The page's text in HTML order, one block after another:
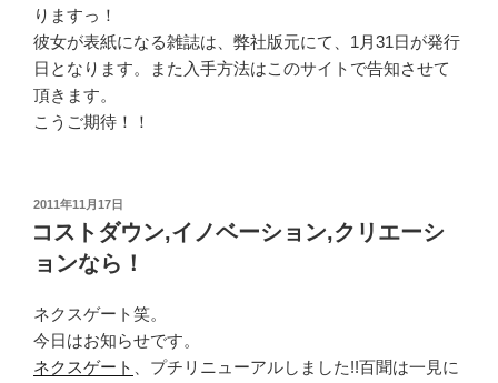
りますっ！
彼女が表紙になる雑誌は、弊社版元にて、1月31日が発行
日となります。また入手方法はこのサイトで告知させて
頂きます。
こうご期待！！
投
稿
日:
2011年11月17日
コストダウン,イノベーション,クリエーシ
ョンなら！
ネクスゲート笑。
今日はお知らせです。
ネクスゲート 、プチリニューアルしました!!百聞は一見に